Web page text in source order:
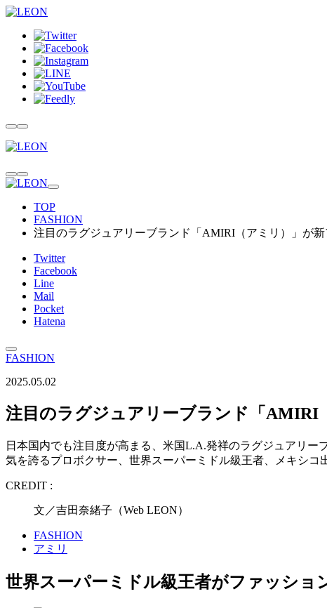
TOP
FASHION
注目のラグジュアリーブランド「AMIRI（アミリ）」が
Twitter
Facebook
Line
Mail
Pocket
Hatena
FASHION
2025.05.02
注目のラグジュアリーブランド「
日本国内でも注目度が高まる、米国L.A.発祥のラグジュアリ
気を誇るプロボクサー、世界スーパーミドル級王者、メキシコ
CREDIT :
文／吉田奈緒子（Web LEON）
FASHION
アミリ
世界スーパーミドル級王者がファッショ